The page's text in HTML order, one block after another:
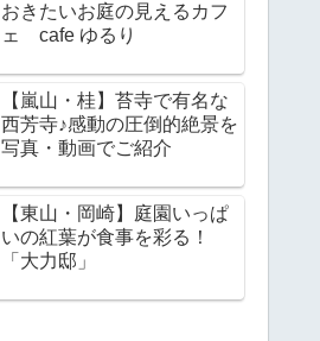
おきたいお庭の見えるカフ
ェ cafe ゆるり
【嵐山・桂】苔寺で有名な
西芳寺♪感動の圧倒的絶景を
写真・動画でご紹介
【東山・岡崎】庭園いっぱ
いの紅葉が食事を彩る！
「大力邸」